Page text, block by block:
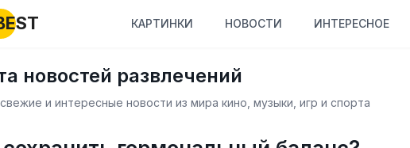
КАРТИНКИ НОВОСТИ ИНТЕРЕСНОЕ
новостей развлечений
и интересные новости из мира кино, музыки, игр и спорта